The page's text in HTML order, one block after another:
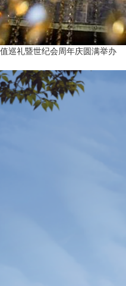
巡礼暨世纪会周年庆圆满举办